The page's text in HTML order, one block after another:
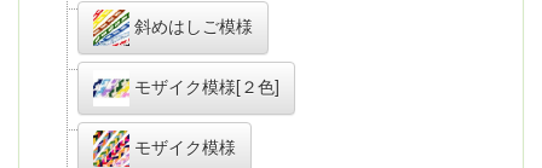
斜めはしご模様
モザイク模様[２色]
モザイク模様